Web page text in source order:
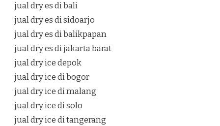
jual dry es di bali
jual dry es di sidoarjo
jual dry es di balikpapan
jual dry es di jakarta barat
jual dry ice depok
jual dry ice di bogor
jual dry ice di malang
jual dry ice di solo
jual dry ice di tangerang